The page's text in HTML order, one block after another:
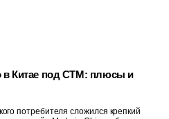
в Китае под СТМ: плюсы и
потребителя сложился крепкий